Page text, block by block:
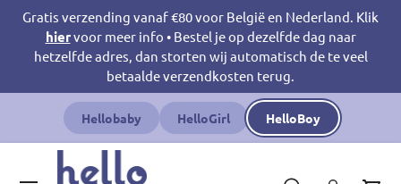
Ga naar inhoud
Gratis verzending vanaf €80 voor België en Nederland. Klik
hiervoor meer info • Bestel je op dezelfde dag naar
hetzelfde adres, dan storten wij automatisch de te veel
betaalde verzendkosten terug.
Hellobaby HelloGirl HelloBoy